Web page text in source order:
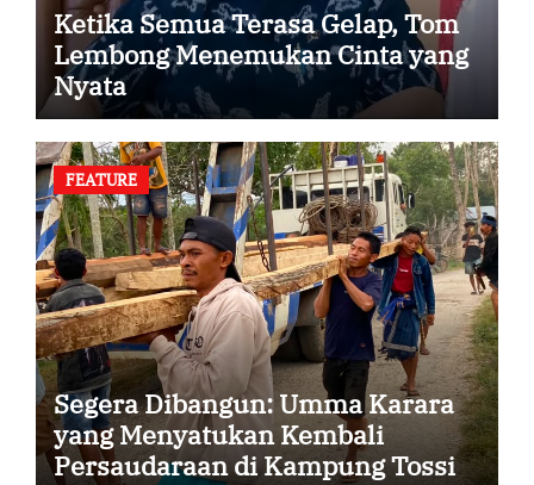
Ketika Semua Terasa Gelap, Tom
Lembong Menemukan Cinta yang
Nyata
FEATURE
Segera Dibangun: Umma Karara
yang Menyatukan Kembali
Persaudaraan di Kampung Tossi